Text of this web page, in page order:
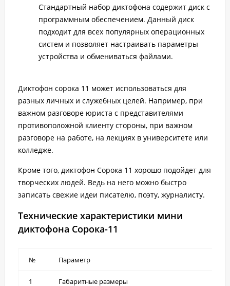
Стандартный набор диктофона содержит диск с
программным обеспечением. Данный диск
подходит для всех популярных операционных
систем и позволяет настраивать параметры
устройства и обмениваться файлами.
Диктофон сорока 11 может использоваться для
разных личных и служебных целей. Например, при
важном разговоре юриста с представителями
противоположной клиенту стороны, при важном
разговоре на работе, на лекциях в университете или
колледже.
Кроме того, диктофон Сорока 11 хорошо подойдет для
творческих людей. Ведь на него можно быстро
записать свежие идеи писателю, поэту, журналисту.
Технические характеристики мини
диктофона Сорока-11
№ Параметр
1 Габаритные размеры